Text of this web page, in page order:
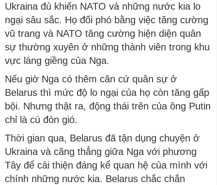
Ukraina đủ khiến NATO và những nước kia lo
ngại sâu sắc. Họ đối phó bằng việc tăng cường
vũ trang và NATO tăng cường hiện diện quân
sự thường xuyên ở những thành viên trong khu
vực láng giềng của Nga.
Nếu giờ Nga có thêm căn cứ quân sự ở
Belarus thì mức độ lo ngại của họ còn tăng gấp
bội. Nhưng thật ra, động thái trên của ông Putin
chỉ là cú đòn gió.
Thời gian qua, Belarus đã tận dụng chuyện ở
Ukraina và căng thẳng giữa Nga với phương
Tây để cải thiện đáng kể quan hệ của mình với
chính những nước kia. Belarus chắc chắn